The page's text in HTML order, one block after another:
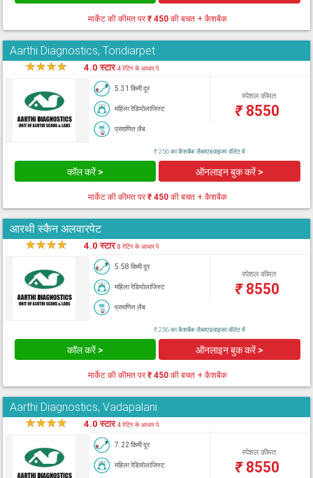
मार्केट की कीमत पर₹ 450की बचत + कैशबैक
Aarthi Diagnostics, Tondiarpet
★★★★ 4.0 स्टार4 रेटिंग के आधार पे
5.31 किमी दूर
महिला रेडियोलाजिस्ट
प्रमाणित लैब
स्पेशल कीमत
₹8550
₹ 256 का कैशबैक लैब्सएडवाइजर वॉलेट में
कॉल करें > ऑनलाइन बुक करें >
मार्केट की कीमत पर₹ 450की बचत + कैशबैक
आरथी स्कैन अलवारपेट
★★★★ 4.0 स्टार8 रेटिंग के आधार पे
5.58 किमी दूर
महिला रेडियोलाजिस्ट
प्रमाणित लैब
स्पेशल कीमत
₹8550
₹ 256 का कैशबैक लैब्सएडवाइजर वॉलेट में
कॉल करें > ऑनलाइन बुक करें >
मार्केट की कीमत पर₹ 450की बचत + कैशबैक
Aarthi Diagnostics, Vadapalani
★★★★ 4.0 स्टार4 रेटिंग के आधार पे
7.22 किमी दूर
महिला रेडियोलाजिस्ट
स्पेशल कीमत
₹8550